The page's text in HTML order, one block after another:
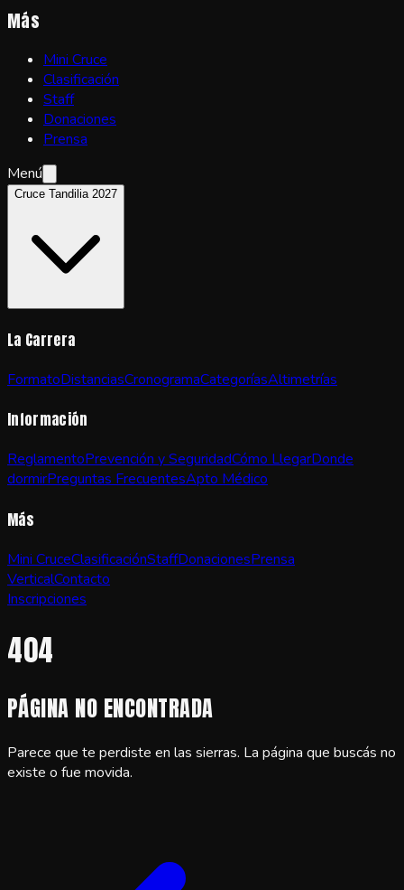
Más
Mini Cruce
Clasificación
Staff
Donaciones
Prensa
Menú
Cruce Tandilia 2027
La Carrera
FormatoDistanciasCronogramaCategoríasAltimetrías
Información
ReglamentoPrevención y SeguridadCómo LlegarDonde
dormirPreguntas FrecuentesApto Médico
Más
Mini CruceClasificaciónStaffDonacionesPrensa
VerticalContacto
Inscripciones
404
PÁGINA NO ENCONTRADA
Parece que te perdiste en las sierras. La página que buscás no
existe o fue movida.